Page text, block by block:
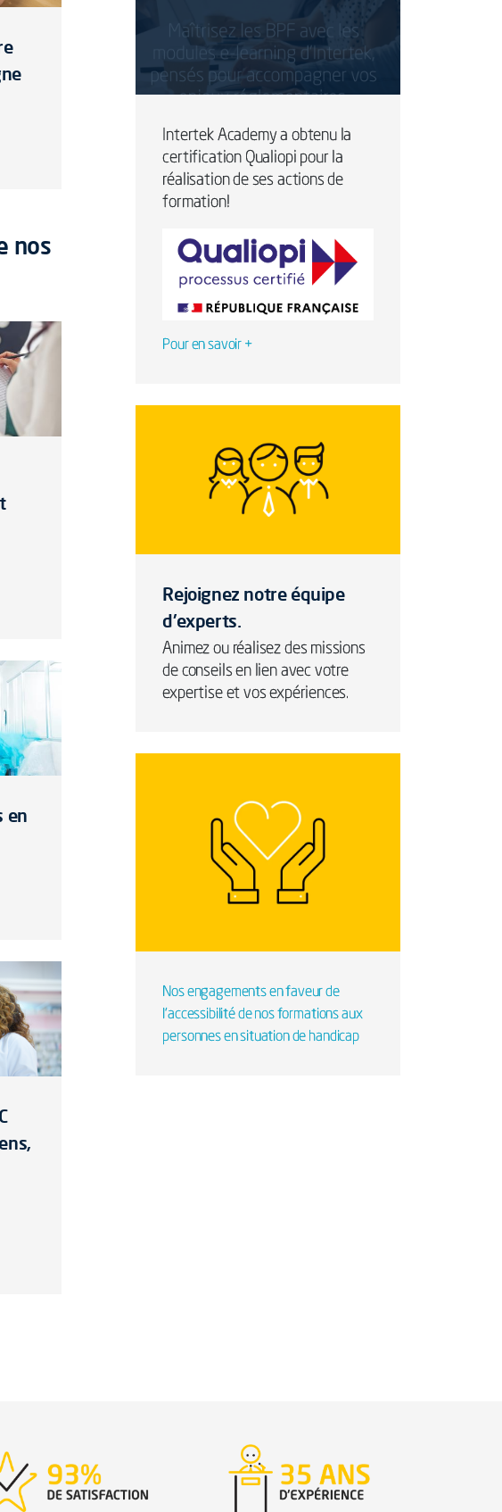
nos
en
learning Intertek
Intertek Academy a obtenu la
certification Qualiopi pour la
réalisation de ses actions de
formation!
Pour en savoir +
Rejoignez notre équipe
d'experts.
Animez ou réalisez des missions
de conseils en lien avec votre
expertise et vos expériences.
Nos engagements en faveur de
l’accessibilité de nos formations aux
personnes en situation de handicap